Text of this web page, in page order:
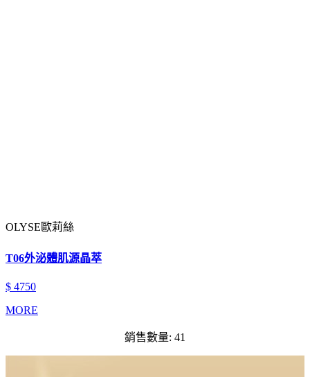
OLYSE歐莉絲
T06外泌體肌源晶萃
$ 4750
MORE
銷售數量: 41